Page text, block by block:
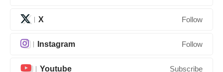
X Follow
Instagram Follow
Youtube Subscribe